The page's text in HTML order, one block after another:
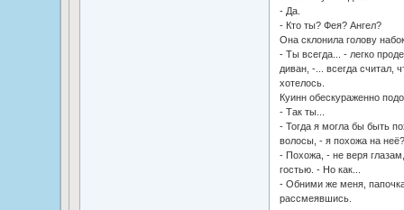
- Да.
- Кто ты? Фея? Ангел?
Она склонила голову
- Ты всегда... - легко
диван, -... всегда считал,
хотелось.
Куинн обескураженно
- Так ты...
- Тогда я могла бы быть
волосы, - я похожа на неё?
- Похожа, - не веря
гостью. - Но как...
- Обними же меня,
рассмеявшись.